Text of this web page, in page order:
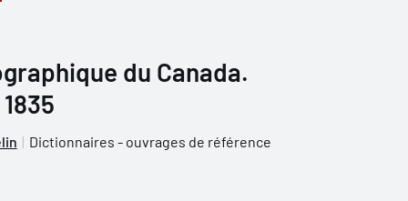
du Canada.
Dictionnaires - ouvrages de référence